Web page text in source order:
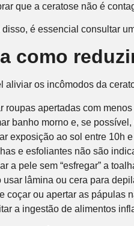
que a ceratose não é
disso, é essencial consultar
como
aliviar os incômodos da
roupas apertadas com
banho morno e, se
exposição ao sol entre 10h
e esfoliantes não são
a pele sem “esfregar” a
usar lâmina ou cera para
coçar ou apertar as pápulas
a ingestão de alimentos